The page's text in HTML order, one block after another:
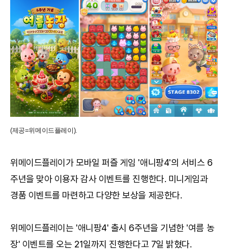
(제공=위메이드플레이).
위메이드플레이가 모바일 퍼즐 게임 '애니팡4'의 서비스 6
주년을 맞아 이용자 감사 이벤트를 진행한다. 미니게임과
경품 이벤트를 마련하고 다양한 보상을 제공한다.
위메이드플레이는 '애니팡4' 출시 6주년을 기념한 '여름 농
장' 이벤트를 오는 21일까지 진행한다고 7일 밝혔다.